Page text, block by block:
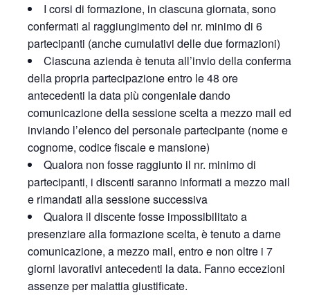
I corsi di formazione, in ciascuna giornata, sono
confermati al raggiungimento del nr. minimo di 6
partecipanti (anche cumulativi delle due formazioni)
Ciascuna azienda è tenuta all’invio della conferma
della propria partecipazione entro le 48 ore
antecedenti la data più congeniale dando
comunicazione della sessione scelta a mezzo mail ed
inviando l’elenco del personale partecipante (nome e
cognome, codice fiscale e mansione)
Qualora non fosse raggiunto il nr. minimo di
partecipanti, i discenti saranno informati a mezzo mail
e rimandati alla sessione successiva
Qualora il discente fosse impossibilitato a
presenziare alla formazione scelta, è tenuto a darne
comunicazione, a mezzo mail, entro e non oltre i 7
giorni lavorativi antecedenti la data. Fanno eccezioni
assenze per malattia giustificate.